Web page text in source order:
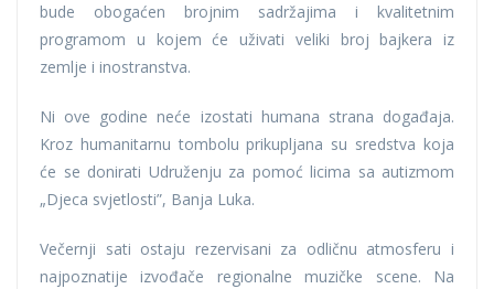
bude obogaćen brojnim sadržajima i kvalitetnim
programom u kojem će uživati veliki broj bajkera iz
zemlje i inostranstva.
Ni ove godine neće izostati humana strana događaja.
Kroz humanitarnu tombolu prikupljana su sredstva koja
će se donirati Udruženju za pomoć licima sa autizmom
„Djeca svjetlosti”, Banja Luka.
Večernji sati ostaju rezervisani za odličnu atmosferu i
najpoznatije izvođače regionalne muzičke scene. Na